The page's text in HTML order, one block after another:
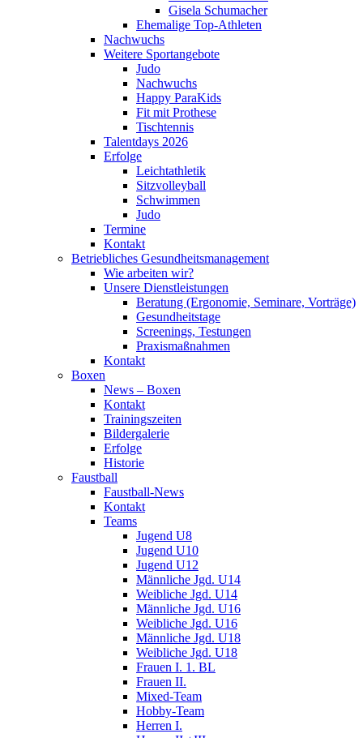
Gisela Schumacher
Ehemalige Top-Athleten
Nachwuchs
Weitere Sportangebote
Judo
Nachwuchs
Happy ParaKids
Fit mit Prothese
Tischtennis
Talentdays 2026
Erfolge
Leichtathletik
Sitzvolleyball
Schwimmen
Judo
Termine
Kontakt
Betriebliches Gesundheits­management
Wie arbeiten wir?
Unsere Dienstleistungen
Beratung (Ergonomie, Seminare, Vorträge)
Gesundheitstage
Screenings, Testungen
Praxismaßnahmen
Kontakt
Boxen
News – Boxen
Kontakt
Trainingszeiten
Bildergalerie
Erfolge
Historie
Faustball
Faustball-News
Kontakt
Teams
Jugend U8
Jugend U10
Jugend U12
Männliche Jgd. U14
Weibliche Jgd. U14
Männliche Jgd. U16
Weibliche Jgd. U16
Männliche Jgd. U18
Weibliche Jgd. U18
Frauen I. 1. BL
Frauen II.
Mixed-Team
Hobby-Team
Herren I.